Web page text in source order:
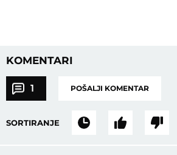
KOMENTARI
1 POŠALJI KOMENTAR
SORTIRANJE